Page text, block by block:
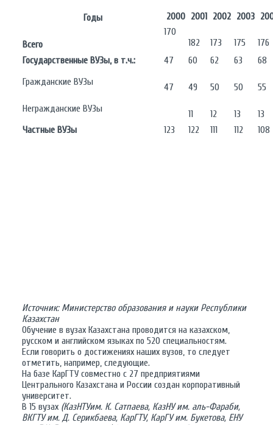
Годы 2000 2001 2002 2003
Всего
170
182
173 175
176
Государственные ВУЗы, в т.ч.:
47 60 62 63
68
Гражданские ВУЗы
47 49 50 50
55
Негражданские ВУЗы
11 12 13
13
Частные ВУЗы
123 122 111 112 108
Источник: Министерство образования и науки Республики
Казахстан
Обучение в вузах Казахстана проводится на казахском,
русском и английском языках по 520 специальностям.
Если говорить о достижениях наших вузов, то следует
отметить, например, следующие.
На базе КарГТУ совместно с 27 предприятиями
Центрального Казахстана и России создан корпоративный
университет.
В 15 вузах (КазНТУим. К. Сатпаева, КазНУ им. аль-Фараби,
ВКГТУ им. Д. Серикбаева, КарГТУ, КарГУ им. Букетова, ЕНУ